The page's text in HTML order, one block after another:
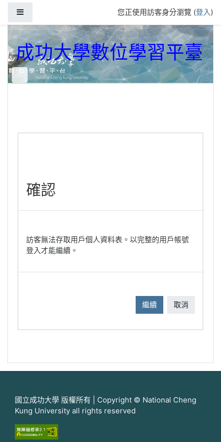
您正使用訪客身分瀏覽 (登入)
成功大學數位學習平臺
確認
訪客無法存取用戶個人資料表。以完整的用戶帳號
登入才能繼續。
繼續 取消
國立成功大學 版權所有 | Copyright © National Cheng
Kung University all rights reserved